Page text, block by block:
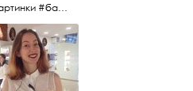
#картинки #балетпитера #янтарьроссиии